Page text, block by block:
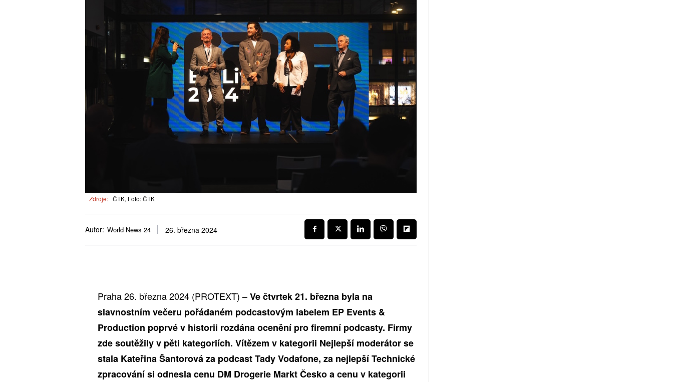
Zdroje: ČTK, Foto: ČTK
Autor: World News 24 26. března 2024
Praha 26. března 2024 (PROTEXT) –Ve čtvrtek 21. března byla na
slavnostním večeru pořádaném podcastovým labelem EP Events &
Production poprvé v historii rozdána ocenění pro firemní podcasty. Firmy
zde soutěžily v pěti kategoriích. Vítězem v kategorii Nejlepší moderátor se
stala Kateřina Šantorová za podcast Tady Vodafone, za nejlepší Technické
zpracování si odnesla cenu DM Drogerie Markt Česko a cenu v kategorii